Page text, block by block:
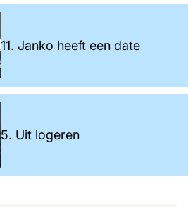
11. Janko heeft een date
5. Uit logeren